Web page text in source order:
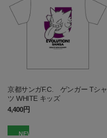
京都サンガF.C. ゲンガー Tシャ
ツ WHITE キッズ
4,400円
NEW